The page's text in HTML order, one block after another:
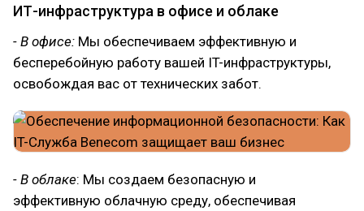
ИТ-инфраструктура в офисе и облаке
- В офисе: Мы обеспечиваем эффективную и
бесперебойную работу вашей IT-инфраструктуры,
освобождая вас от технических забот.
- В облаке: Мы создаем безопасную и
эффективную облачную среду, обеспечивая